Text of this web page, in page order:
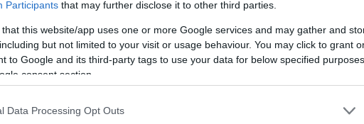
Participants that may further disclose it to other third parties.
that this website/app uses one or more Google services and may gather and
but not limited to your visit or usage behaviour. You may click to grant
to Google and its third-party tags to use your data for below specified purposes
consent section.
Data Processing Opt Outs
ΔΙΕΘΝΗ
06/08/26
Reuters:
για τον
επίκεντρο